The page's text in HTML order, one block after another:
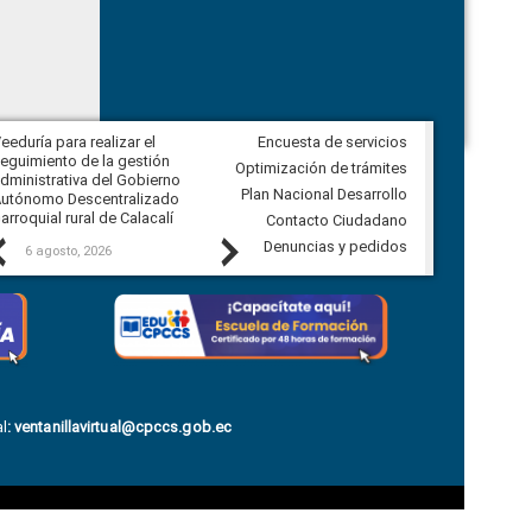
Previous
para realizar el
de la gestión
del Gobierno
Descentralizado
rural de Calacalí
6 agosto, 2026
Veeduría para vigilar los acuerdos,
derivados de la Audiencia Pública
comunidad Urbina, parroquia la
Carolina
5 agosto, 2026
Next
Encuesta de servicios
Optimización de trámites
Plan Nacional Desarrollo
Contacto Ciudadano
Denuncias y pedidos
:ventanillavirtual@cpccs.gob.ec